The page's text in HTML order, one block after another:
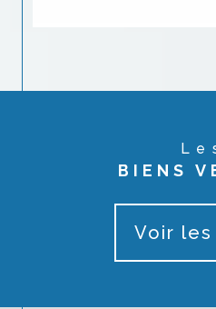
BIENS
Voir les